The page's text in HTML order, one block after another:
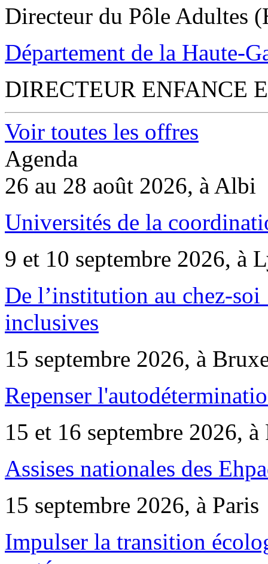
Directeur du Pôle Adultes
Département de la Haute-
DIRECTEUR ENFANCE
Voir toutes les offres
Agenda
26 au 28 août 2026, à Albi
Universités de la
9 et 10 septembre 2026, à
De l’institution au chez-
inclusives
15 septembre 2026, à
Repenser
15 et 16 septembre 2026, à
Assises nationales des
15 septembre 2026, à Paris
Impulser la transition